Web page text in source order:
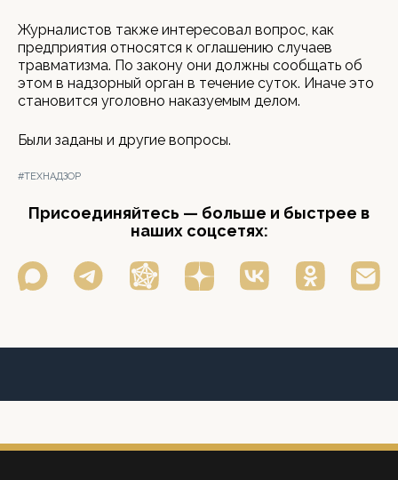
Журналистов также интересовал вопрос, как
предприятия относятся к оглашению случаев
травматизма. По закону они должны сообщать об
этом в надзорный орган в течение суток. Иначе это
становится уголовно наказуемым делом.
Были заданы и другие вопросы.
#ТЕХНАДЗОР
Присоединяйтесь — больше и быстрее в
наших соцсетях: